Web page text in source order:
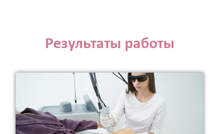
Результаты работы